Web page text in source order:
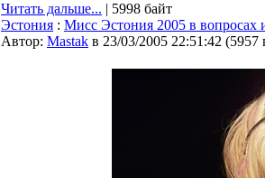
Читать дальше... | 5998 байт
Эстония : Мисс Эстония 2005 в вопросах
Автор: Мastak в 23/03/2005 22:51:42 (5957